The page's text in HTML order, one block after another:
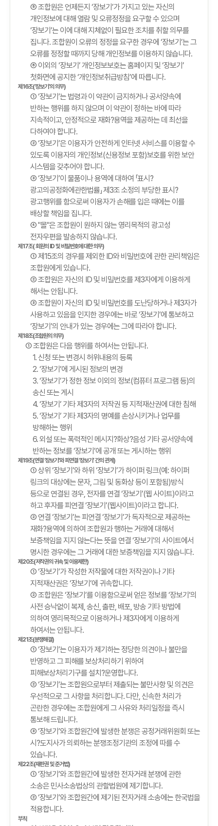
⑤ 조합원은 언제든지 ‘장보기’가 가지고 있는 자신의
개인정보에 대해 열람 및 오류정정을 요구할 수 있으며
‘장보기’는 이에 대해 지체없이 필요한 조치를 취할 의무를
집니다. 조합원이 오류의 정정을 요구한 경우에 ‘장보기’는 그
오류를 정정할 때까지 당해 개인정보를 이용하지 않습니다.
⑥ 이외의 ‘장보기’ 개인정보보호는 홈페이지 및 ‘장보기’
첫화면에 공지한 ‘개인정보취급방침’에 따릅니다.
제16조(‘장보기’의 의무)
① ‘장보기’는 법령과 이 약관이 금지하거나 공서양속에
반하는 행위를 하지 않으며 이 약관이 정하는 바에 따라
지속적이고, 안정적으로 재화?용역을 제공하는 데 최선을
다하여야 합니다.
② ‘장보기’은 이용자가 안전하게 인터넷 서비스를 이용할 수
있도록 이용자의 개인정보(신용정보 포함)보호를 위한 보안
시스템을 갖추어야 합니다.
③ ‘장보기’이 물품이나 용역에 대하여 「표시?
광고의공정화에관한법률」 제3조 소정의 부당한 표시?
광고행위를 함으로써 이용자가 손해를 입은 때에는 이를
배상할 책임을 집니다.
④ "몰"은 조합원이 원하지 않는 영리목적의 광고성
전자우편을 발송하지 않습니다.
제17조( 회원의 ID 및 비밀번호에 대한 의무)
① 제15조의 경우를 제외한 ID와 비밀번호에 관한 관리책임은
조합원에게 있습니다.
② 조합원은 자신의 ID 및 비밀번호를 제3자에게 이용하게
해서는 안됩니다.
③ 조합원이 자신의 ID 및 비밀번호를 도난당하거나 제3자가
사용하고 있음을 인지한 경우에는 바로 ‘장보기’에 통보하고
‘장보기’의 안내가 있는 경우에는 그에 따라야 합니다.
제18조(조합원의 의무)
① 조합원은 다음 행위를 하여서는 안됩니다.
1. 신청 또는 변경시 허위내용의 등록
2. ‘장보기’에 게시된 정보의 변경
3. ‘장보기’가 정한 정보 이외의 정보(컴퓨터 프로그램 등)의
송신 또는 게시
4. ‘장보기’ 기타 제3자의 저작권 등 지적재산권에 대한 침해
5. ‘장보기’ 기타 제3자의 명예를 손상시키거나 업무를
방해하는 행위
6. 외설 또는 폭력적인 메시지?화상?음성 기타 공서양속에
반하는 정보를 ‘장보기’에 공개 또는 게시하는 행위
제19조(연결 ‘장보기’와 피연결 ‘장보기’ 간의 관계)
① 상위 ‘장보기’와 하위 ‘장보기’가 하이퍼 링크(예: 하이퍼
링크의 대상에는 문자, 그림 및 동화상 등이 포함됨)방식
등으로 연결된 경우, 전자를 연결 ‘장보기’(웹 사이트)이라고
하고 후자를 피연결 ‘장보기’(웹사이트)이라고 합니다.
② 연결 ‘장보기’는 피연결 ‘장보기’가 독자적으로 제공하는
재화?용역에 의하여 조합원과 행하는 거래에 대해서
보증책임을 지지 않는다는 뜻을 연결 ‘장보기’의 사이트에서
명시한 경우에는 그 거래에 대한 보증책임을 지지 않습니다.
제20조(저작권의 귀속 및 이용제한)
① ‘장보기’가 작성한 저작물에 대한 저작권이나 기타
지적재산권은 ‘장보기’에 귀속합니다.
② 조합원은 ‘장보기’를 이용함으로써 얻은 정보를 ‘장보기’의
사전 승낙없이 복제, 송신, 출판, 배포, 방송 기타 방법에
의하여 영리목적으로 이용하거나 제3자에게 이용하게
하여서는 안됩니다.
제21조(분쟁해결)
① ‘장보기’는 이용자가 제기하는 정당한 의견이나 불만을
반영하고 그 피해를 보상처리하기 위하여
피해보상처리기구를 설치?운영합니다.
② ‘장보기’는 조합원으로부터 제출되는 불만사항 및 의견은
우선적으로 그 사항을 처리합니다. 다만, 신속한 처리가
곤란한 경우에는 조합원에게 그 사유와 처리일정을 즉시
통보해 드립니다.
③ ‘장보기’와 조합원간에 발생한 분쟁은 공정거래위원회 또는
시?도지사가 의뢰하는 분쟁조정기관의 조정에 따를 수
있습니다.
제22조(재판권 및 준거법)
① ‘장보기’와 조합원간에 발생한 전자거래 분쟁에 관한
소송은 민사소송법상의 관할법원에 제기합니다.
② ‘장보기’와 조합원간에 제기된 전자거래 소송에는 한국법을
적용합니다.
부칙